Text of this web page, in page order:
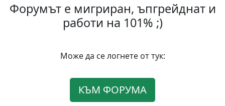
Форумът е мигриран, ъпгрейднат и
работи на 101% ;)
Може да се логнете от тук:
КЪМ ФОРУМА